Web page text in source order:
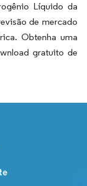
Líquido da
de mercado
Obtenha uma
gratuito de